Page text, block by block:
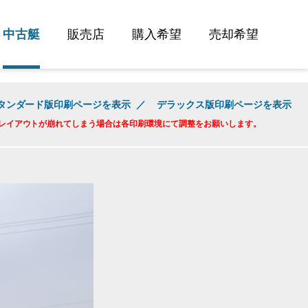
中古艇 販売店 購入希望 売却希望
ダード版印刷ページを表示 ／ デラックス版印刷ページを表示
イアウトが崩れてしまう場合は各印刷環境にて調整をお願いします。